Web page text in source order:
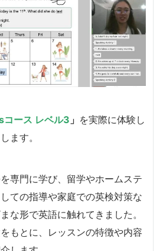
ース レベル3 」 を実際に体験し
ます。
専門に学び、留学やホームステ
ての指導や家庭での英検対策な
な形で英語に触れてきました。
もとに、レッスンの特徴や内容